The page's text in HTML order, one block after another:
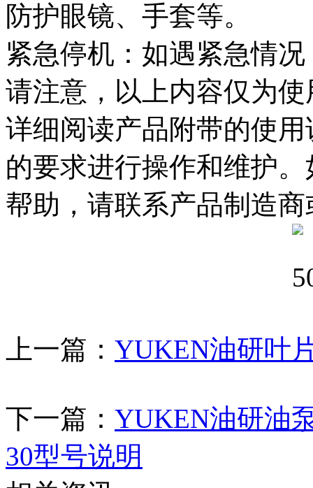
防护眼镜、手套等。
紧急停机：如遇紧急情
请注意，以上内容仅为
详细阅读产品附带的使
的要求进行操作和维护
帮助，请联系产品制造
上一篇： YUKEN油研叶
下一篇： YUKEN油研油
30型号说明